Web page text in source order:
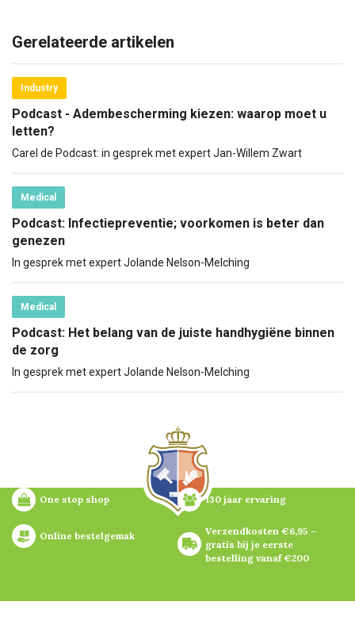
Gerelateerde artikelen
Industry
Podcast - Adembescherming kiezen: waarop moet u
letten?
Carel de Podcast: in gesprek met expert Jan-Willem Zwart
Medical
Podcast: Infectiepreventie; voorkomen is beter dan
genezen
In gesprek met expert Jolande Nelson-Melching
Medical
Podcast: Het belang van de juiste handhygiëne binnen
de zorg
In gesprek met expert Jolande Nelson-Melching
One stop shop 130 jaar ervaring
Online bestelgemak
Verzendkosten €6,95 –
gratis bij je eerste
bestelling vanaf €200